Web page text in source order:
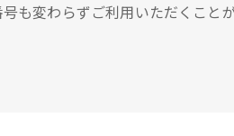
も変わらずご利用いただくことが